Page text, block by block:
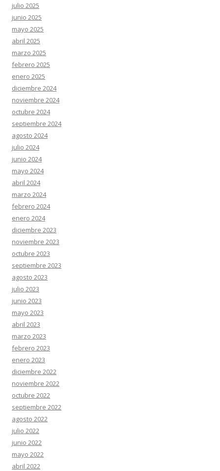
julio 2025
junio 2025
mayo 2025
abril 2025
marzo 2025
febrero 2025
enero 2025
diciembre 2024
noviembre 2024
octubre 2024
septiembre 2024
agosto 2024
julio 2024
junio 2024
mayo 2024
abril 2024
marzo 2024
febrero 2024
enero 2024
diciembre 2023
noviembre 2023
octubre 2023
septiembre 2023
agosto 2023
julio 2023
junio 2023
mayo 2023
abril 2023
marzo 2023
febrero 2023
enero 2023
diciembre 2022
noviembre 2022
octubre 2022
septiembre 2022
agosto 2022
julio 2022
junio 2022
mayo 2022
abril 2022